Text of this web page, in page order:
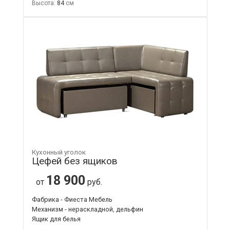
Высота: 84
Кухонный уголок
Цефей без ящиков
от 18 900 руб.
Фабрика - Фиеста Мебель
Механизм - нераскладной, дельфин
Ящик для белья